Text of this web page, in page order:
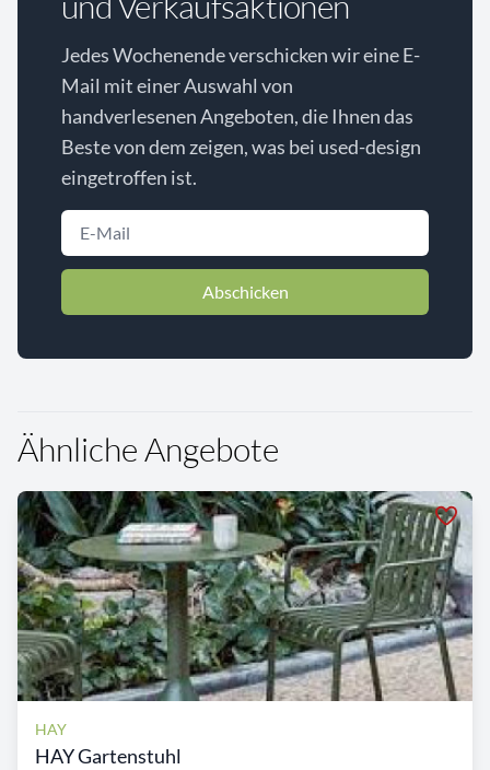
Jedes Wochenende verschicken wir eine E-
Mail mit einer Auswahl von
handverlesenen Angeboten, die Ihnen das
Beste von dem zeigen, was bei used-design
eingetroffen ist.
Abschicken
Ähnliche Angebote
HAY
HAY Gartenstuhl